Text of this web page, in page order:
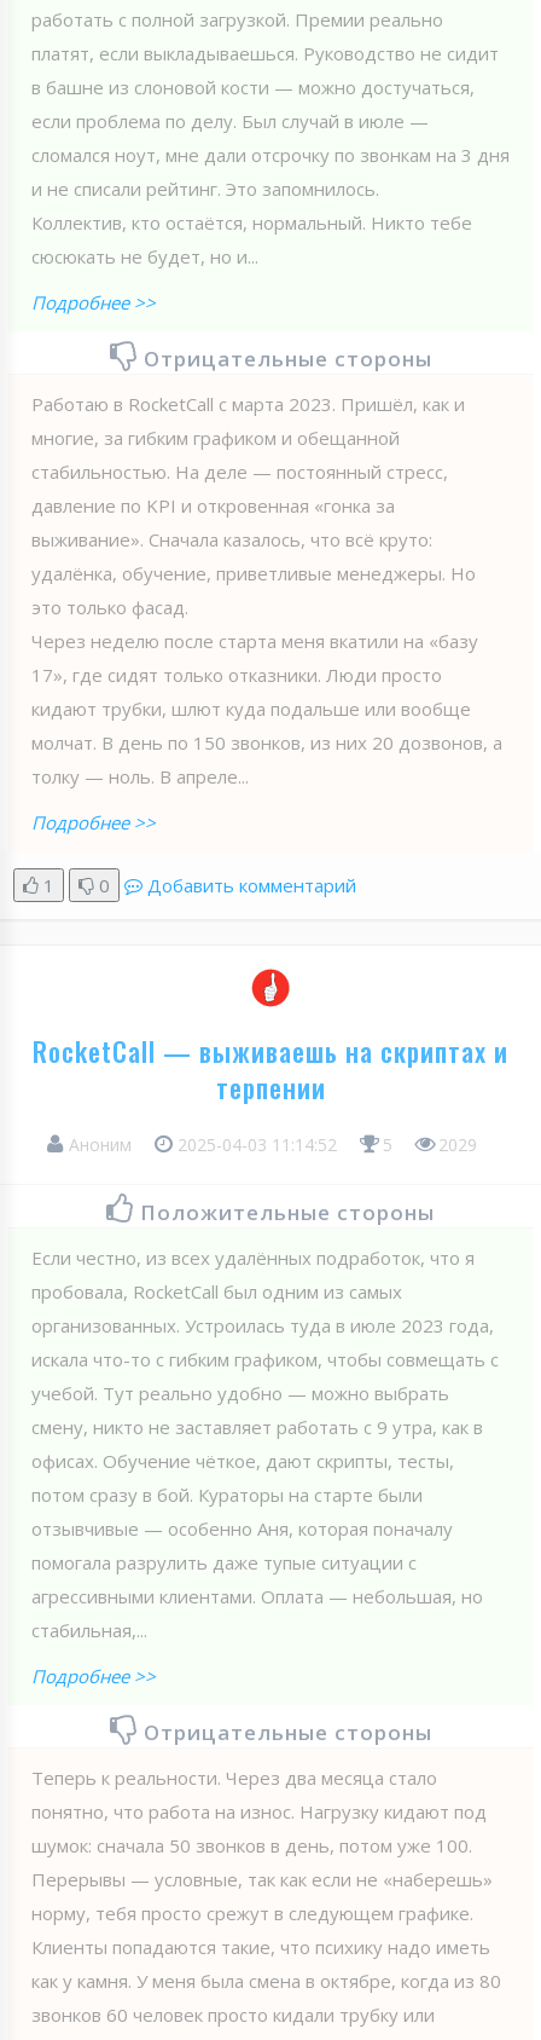
работать с полной загрузкой. Премии реально
платят, если выкладываешься. Руководство не сидит
в башне из слоновой кости — можно достучаться,
если проблема по делу. Был случай в июле —
сломался ноут, мне дали отсрочку по звонкам на 3 дня
и не списали рейтинг. Это запомнилось.
Коллектив, кто остаётся, нормальный. Никто тебе
сюсюкать не будет, но и...
Подробнее >>
Отрицательные стороны
Работаю в RoсketCall с марта 2023. Пришёл, как и
многие, за гибким графиком и обещанной
стабильностью. На деле — постоянный стресс,
давление по KPI и откровенная «гонка за
выживание». Сначала казалось, что всё круто:
удалёнка, обучение, приветливые менеджеры. Но
это только фасад.
Через неделю после старта меня вкатили на «базу
17», где сидят только отказники. Люди просто
кидают трубки, шлют куда подальше или вообще
молчат. В день по 150 звонков, из них 20 дозвонов, а
толку — ноль. В апреле...
Подробнее >>
1 0 Добавить комментарий
RocketCall — выживаешь на скриптах и
терпении
Аноним 2025-04-03 11:14:52 5 2029
Положительные стороны
Если честно, из всех удалённых подработок, что я
пробовала, RoсketCall был одним из самых
организованных. Устроилась туда в июле 2023 года,
искала что-то с гибким графиком, чтобы совмещать с
учебой. Тут реально удобно — можно выбрать
смену, никто не заставляет работать с 9 утра, как в
офисах. Обучение чёткое, дают скрипты, тесты,
потом сразу в бой. Кураторы на старте были
отзывчивые — особенно Аня, которая поначалу
помогала разрулить даже тупые ситуации с
агрессивными клиентами. Оплата — небольшая, но
стабильная,...
Подробнее >>
Отрицательные стороны
Теперь к реальности. Через два месяца стало
понятно, что работа на износ. Нагрузку кидают под
шумок: сначала 50 звонков в день, потом уже 100.
Перерывы — условные, так как если не «наберешь»
норму, тебя просто срежут в следующем графике.
Клиенты попадаются такие, что психику надо иметь
как у камня. У меня была смена в октябре, когда из 80
звонков 60 человек просто кидали трубку или